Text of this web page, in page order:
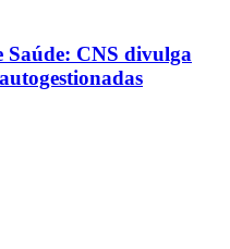
Saúde: CNS divulga